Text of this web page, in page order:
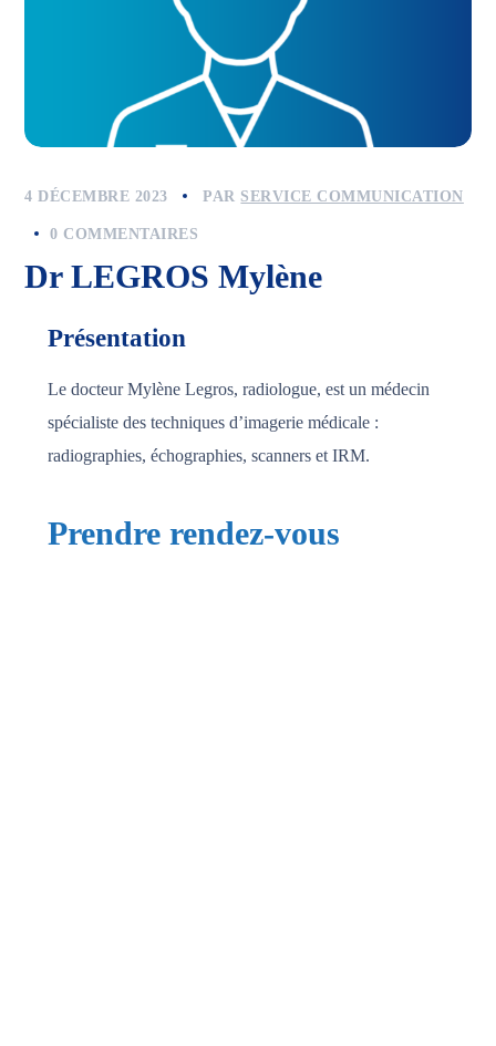
4 DÉCEMBRE 2023 PAR SERVICE COMMUNICATION
0 COMMENTAIRES
Dr LEGROS Mylène
Présentation
Le docteur Mylène Legros, radiologue, est un médecin
spécialiste des techniques d’imagerie médicale :
radiographies, échographies, scanners et IRM.
Prendre rendez-vous